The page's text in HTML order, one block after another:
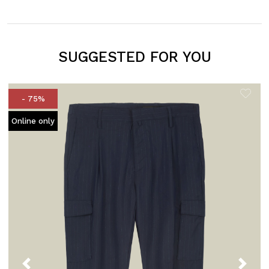
SUGGESTED FOR YOU
- 75%
Online only